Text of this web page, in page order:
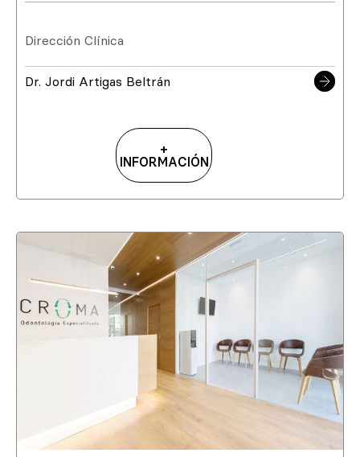
Dirección Clínica
Dr. Jordi Artigas Beltrán
+
INFORMACIÓN